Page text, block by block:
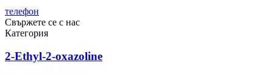
телефон
Свържете се с нас
Категория
2-Ethyl-2-oxazoline